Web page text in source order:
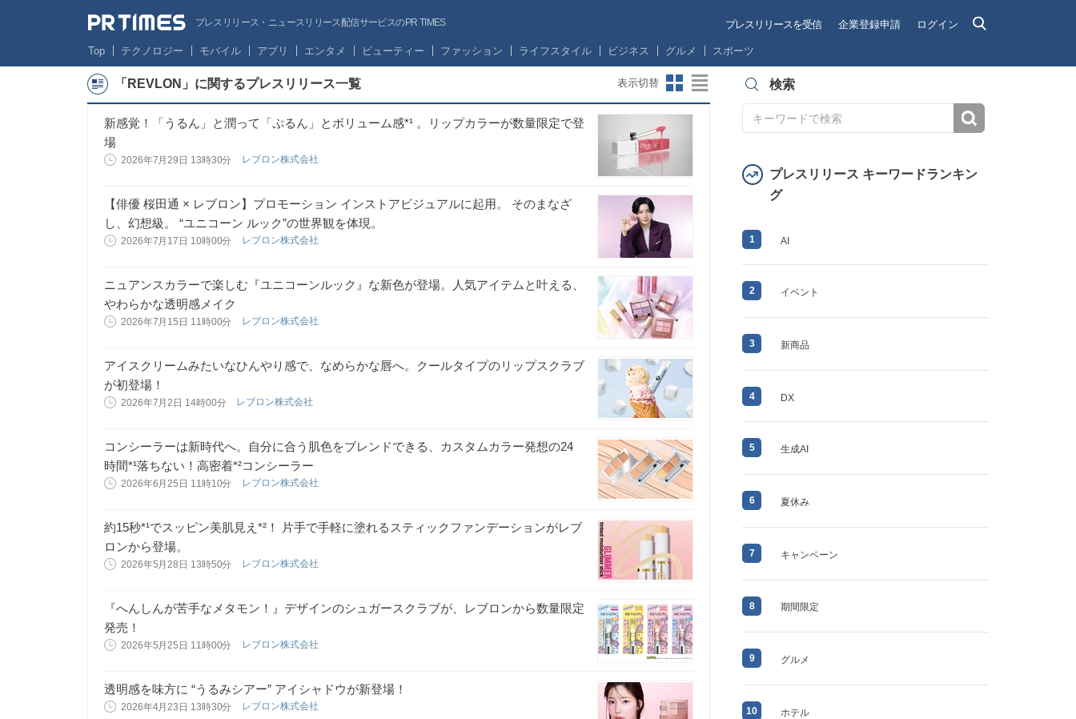
プレスリリース・ニュースリリース配信サービスのPR TIMES プレスリリースを受信 企業登録申請 ログイン
Top テクノロジー モバイル アプリ エンタメ ビューティー ファッション ライフスタイル ビジネス グルメ スポーツ
「REVLON」に関するプレスリリース一覧 表示切替
新感覚！「うるん」と潤って「ぷるん」とボリューム感*¹ 。リップカラーが数量限定で登
場
2026年7月29日 13時30分 レブロン株式会社
【俳優 桜田通 × レブロン】プロモーション インストアビジュアルに起用。 そのまなざ
し、幻想級。 “ユニコーン ルック”の世界観を体現。
2026年7月17日 10時00分 レブロン株式会社
ニュアンスカラーで楽しむ『ユニコーンルック』な新色が登場。人気アイテムと叶える、
やわらかな透明感メイク
2026年7月15日 11時00分 レブロン株式会社
アイスクリームみたいなひんやり感で、なめらかな唇へ。クールタイプのリップスクラブ
が初登場！
2026年7月2日 14時00分 レブロン株式会社
コンシーラーは新時代へ。自分に合う肌色をブレンドできる、カスタムカラー発想の24
時間*¹落ちない！高密着*²コンシーラー
2026年6月25日 11時10分 レブロン株式会社
約15秒*¹でスッピン美肌見え*²！ 片手で手軽に塗れるスティックファンデーションがレブ
ロンから登場。
2026年5月28日 13時50分 レブロン株式会社
『へんしんが苦手なメタモン！』デザインのシュガースクラブが、レブロンから数量限定
発売！
2026年5月25日 11時00分 レブロン株式会社
透明感を味方に “うるみシアー” アイシャドウが新登場！
2026年4月23日 13時30分 レブロン株式会社
検索
プレスリリース キーワードランキン
グ
1 AI
2 イベント
3 新商品
4 DX
5 生成AI
6 夏休み
7 キャンペーン
8 期間限定
9 グルメ
10 ホテル